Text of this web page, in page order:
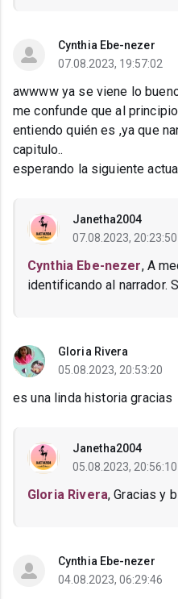
Cynthia Ebe-nezer
07.08.2023, 19:57:02
awwww ya se viene lo
me confunde que al
entiendo quién es ,ya que
capitulo..
esperando la siguiente
Janetha2004
07.08.2023, 20:23:50
Cynthia Ebe-nezer, A
identificando al narrador.
Gloria Rivera
05.08.2023, 20:53:20
es una linda historia gracias
Janetha2004
05.08.2023, 20:56:10
Gloria Rivera, Gracias y
Cynthia Ebe-nezer
04.08.2023, 06:29:46